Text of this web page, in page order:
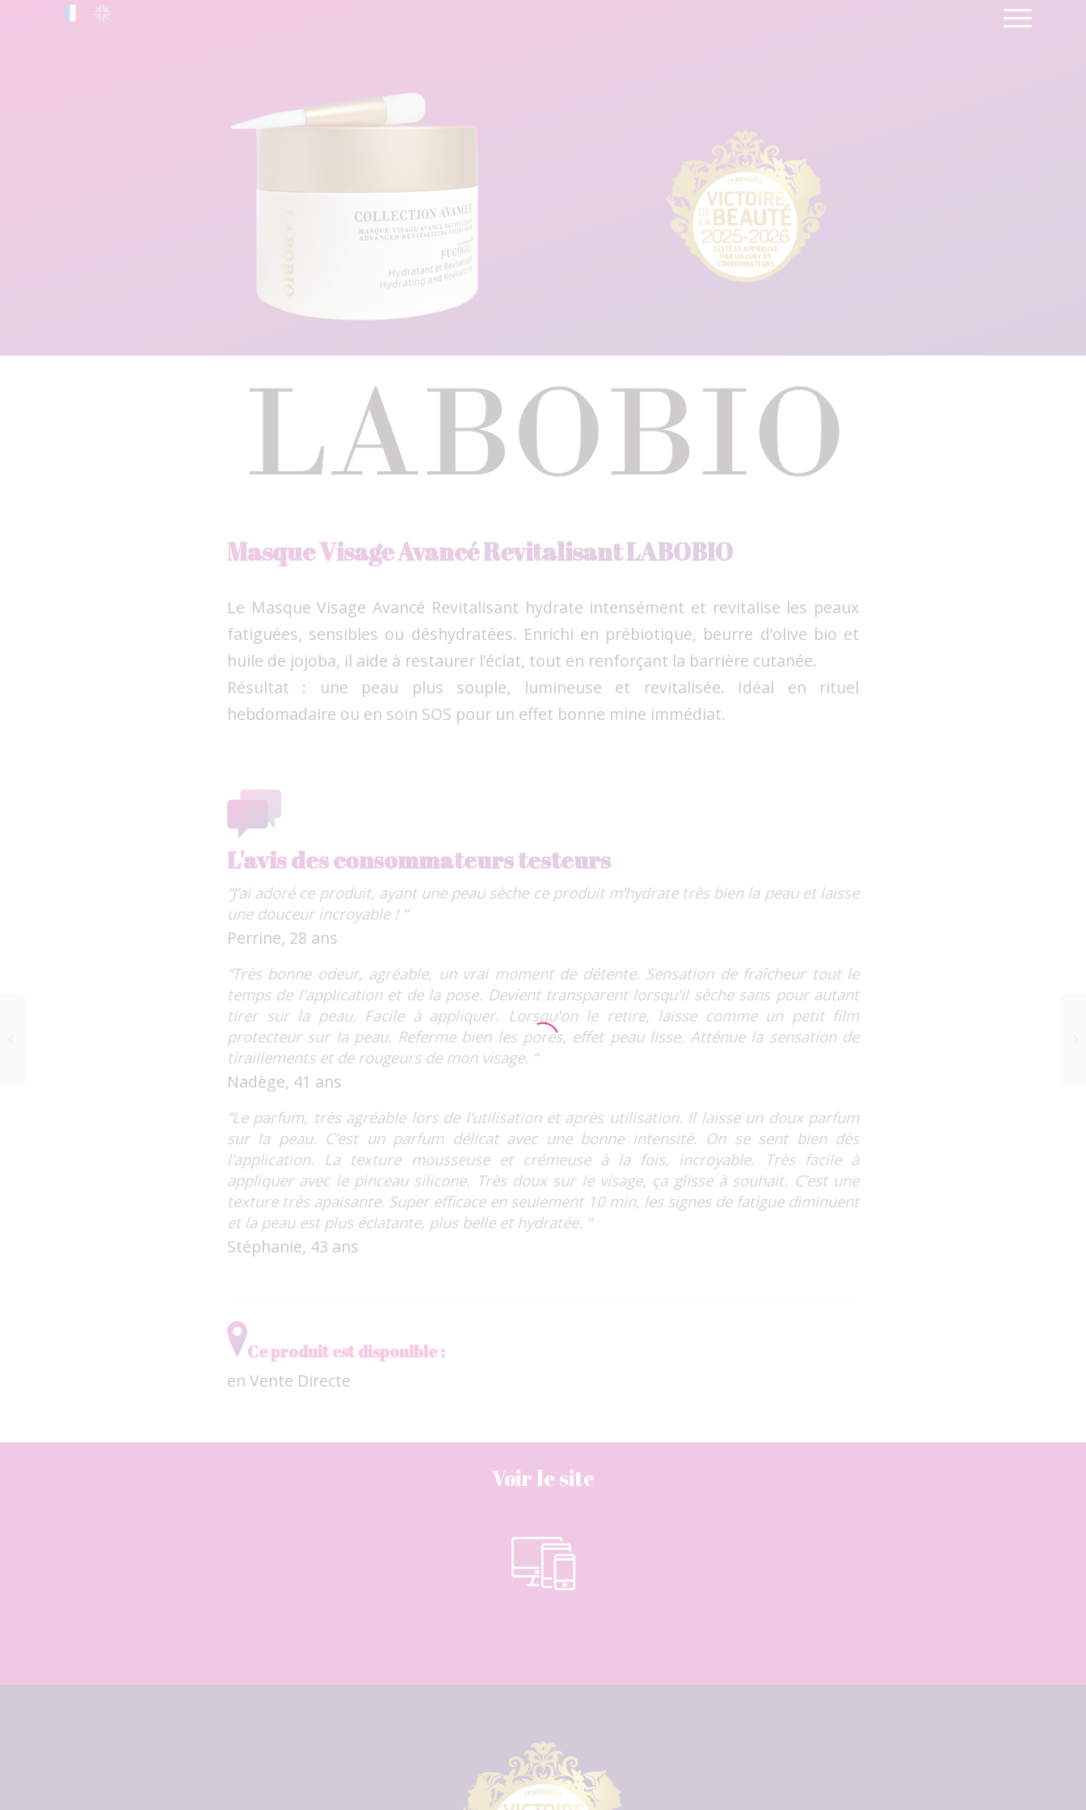
Masque Visage Avancé Revitalisant LABOBIO
Le Masque Visage Avancé Revitalisant hydrate intensément et revitalise les peaux
fatiguées, sensibles ou déshydratées. Enrichi en prébiotique, beurre d’olive bio et
huile de jojoba, il aide à restaurer l’éclat, tout en renforçant la barrière cutanée.
Résultat : une peau plus souple, lumineuse et revitalisée. Idéal en rituel
hebdomadaire ou en soin SOS pour un effet bonne mine immédiat.
L'avis des consommateurs testeurs
“J’ai adoré ce produit, ayant une peau sèche ce produit m’hydrate très bien la peau et laisse
une douceur incroyable ! “
Perrine, 28 ans
“Très bonne odeur, agréable, un vrai moment de détente. Sensation de fraîcheur tout le
temps de l'application et de la pose. Devient transparent lorsqu'il sèche sans pour autant
tirer sur la peau. Facile à appliquer. Lorsqu'on le retire, laisse comme un petit film
protecteur sur la peau. Referme bien les pores, effet peau lisse. Atténue la sensation de
tiraillements et de rougeurs de mon visage. “
Nadège, 41 ans
“Le parfum, très agréable lors de l’utilisation et après utilisation. Il laisse un doux parfum
sur la peau. C’est un parfum délicat avec une bonne intensité. On se sent bien dès
l’application. La texture mousseuse et crémeuse à la fois, incroyable. Très facile à
appliquer avec le pinceau silicone. Très doux sur le visage, ça glisse à souhait. C’est une
texture très apaisante. Super efficace en seulement 10 min, les signes de fatigue diminuent
et la peau est plus éclatante, plus belle et hydratée. “
Stéphanie, 43 ans
Ce produit est disponible :
en Vente Directe
Voir le site